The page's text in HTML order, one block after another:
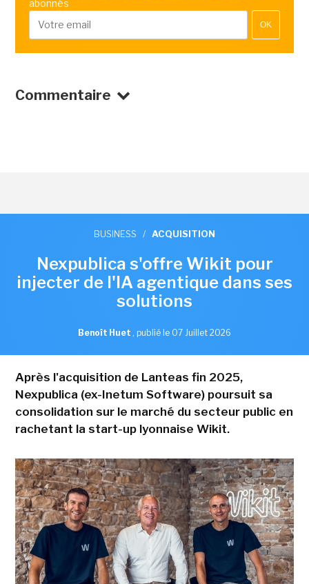
abonnés
OK
Commentaire
BUSINESS / ACQUISITION
Nexpublica s'offre Wikit pour
injecter de l'IA agentique dans ses
solutions
Benoît Huet , publié le 07 Juillet 2026
Après l'acquisition de Lanteas fin 2025,
Nexpublica (ex-Inetum Software) poursuit sa
consolidation sur le marché du secteur public en
rachetant la start-up lyonnaise Wikit.